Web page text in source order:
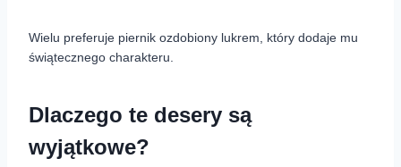
Wielu preferuje piernik ozdobiony lukrem, który dodaje mu
świątecznego charakteru.
Dlaczego te desery są
wyjątkowe?